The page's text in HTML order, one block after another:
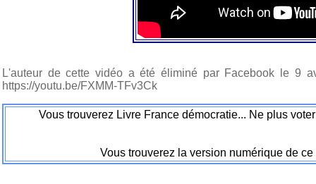
L'auteur de cette vidéo a été éliminé par Facebook le 9
https://youtu.be/FXMM-TFv3Ck
Vous trouverez Livre France démocratie... Ne plus
Vous trouverez la version numérique de